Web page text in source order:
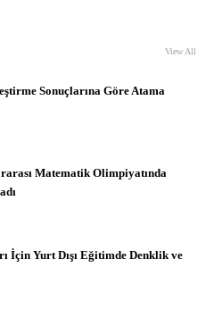
View All
Sonuçlarına Göre Atama
Matematik Olimpiyatında
İçin Yurt Dışı Eğitimde Denklik ve